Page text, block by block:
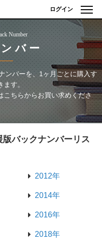
ログイン
Number
バー
ンバーを、1ヶ月ごとに購入す
ます。
こちらからお買い求めくださ
版バックナンバーリス
2012年
2014年
2016年
2018年